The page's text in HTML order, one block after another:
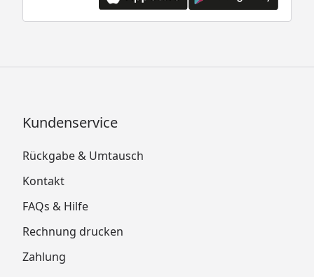
Kundenservice
Rückgabe & Umtausch
Kontakt
FAQs & Hilfe
Rechnung drucken
Zahlung